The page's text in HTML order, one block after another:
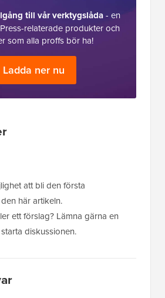
till vår verktygslåda- en
relaterade produkter och
som alla proffs bör ha!
Ladda ner nu
att bli den första
här artikeln.
ett förslag? Lämna gärna en
diskussionen.